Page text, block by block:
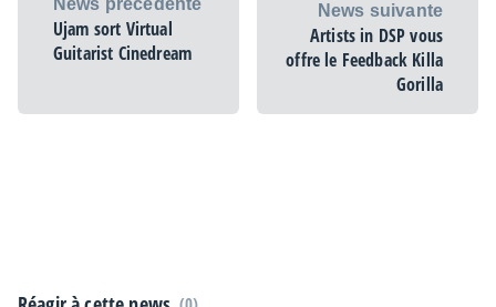
Ujam sort Virtual
Guitarist Cinedream
News suivante
Artists in DSP vous
offre le Feedback Killa
Gorilla